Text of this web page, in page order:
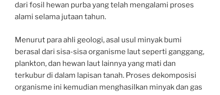
dari fosil hewan purba yang telah mengalami proses
alami selama jutaan tahun.
Menurut para ahli geologi, asal usul minyak bumi
berasal dari sisa-sisa organisme laut seperti ganggang,
plankton, dan hewan laut lainnya yang mati dan
terkubur di dalam lapisan tanah. Proses dekomposisi
organisme ini kemudian menghasilkan minyak dan gas